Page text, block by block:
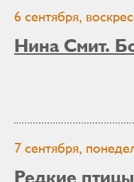
6 сентября,
Нина Смит.
7 сентября,